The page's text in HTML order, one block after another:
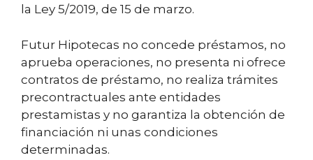
la Ley 5/2019, de 15 de marzo.
Futur Hipotecas no concede préstamos, no
aprueba operaciones, no presenta ni ofrece
contratos de préstamo, no realiza trámites
precontractuales ante entidades
prestamistas y no garantiza la obtención de
financiación ni unas condiciones
determinadas.